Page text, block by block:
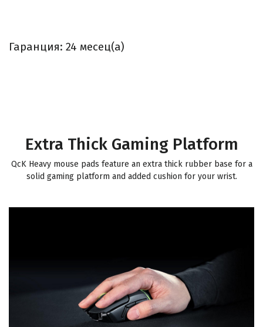
Гаранция: 24 месец(а)
Extra Thick Gaming Platform
QcK Heavy mouse pads feature an extra thick rubber base for a
solid gaming platform and added cushion for your wrist.